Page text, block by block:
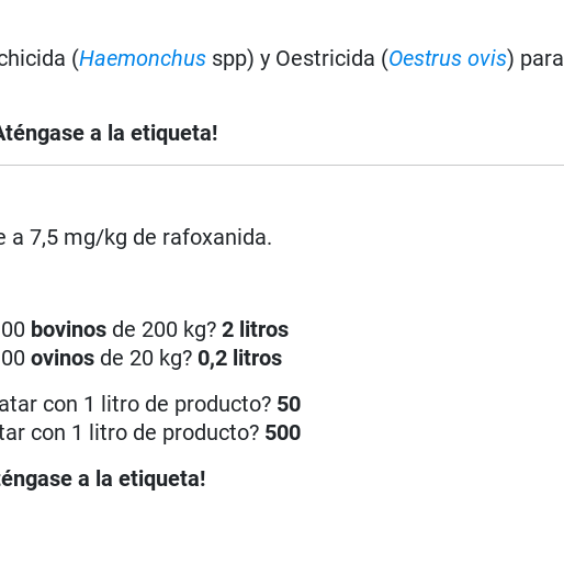
(Haemonchus spp) y Oestricida (Oestrus ovis) para
a la etiqueta!
a 7,5 mg/kg de rafoxanida.
bovinos de 200 kg? 2 litros
ovinos de 20 kg? 0,2 litros
con 1 litro de producto? 50
con 1 litro de producto? 500
a la etiqueta!